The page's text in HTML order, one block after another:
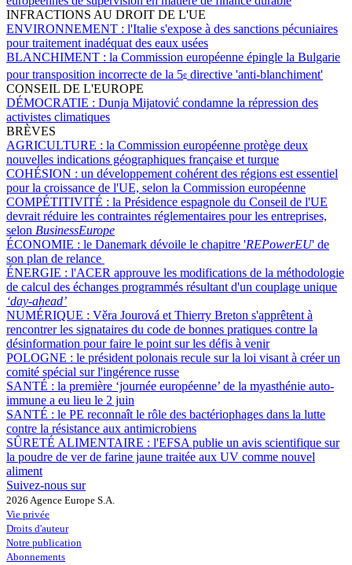
INFRACTIONS AU DROIT DE L'UE
ENVIRONNEMENT : l'Italie s'expose à des sanctions pécuniaires
pour traitement inadéquat des eaux usées
BLANCHIMENT : la Commission européenne épingle la Bulgarie
pour transposition incorrecte de la 5e directive 'anti-blanchiment'
CONSEIL DE L'EUROPE
DÉMOCRATIE : Dunja Mijatović condamne la répression des
activistes climatiques
BRÈVES
AGRICULTURE : la Commission européenne protège deux
nouvelles indications géographiques française et turque
COHÉSION : un développement cohérent des régions est essentiel
pour la croissance de l'UE, selon la Commission européenne
COMPÉTITIVITÉ : la Présidence espagnole du Conseil de l'UE
devrait réduire les contraintes réglementaires pour les entreprises,
selon BusinessEurope
ÉCONOMIE : le Danemark dévoile le chapitre 'REPowerEU' de
son plan de relance
ÉNERGIE : l'ACER approuve les modifications de la méthodologie
de calcul des échanges programmés résultant d'un couplage unique
‘day-ahead’
NUMÉRIQUE : Věra Jourová et Thierry Breton s'apprêtent à
rencontrer les signataires du code de bonnes pratiques contre la
désinformation pour faire le point sur les défis à venir
POLOGNE : le président polonais recule sur la loi visant à créer un
comité spécial sur l'ingérence russe
SANTÉ : la première ‘journée européenne’ de la myasthénie auto-
immune a eu lieu le 2 juin
SANTÉ : le PE reconnaît le rôle des bactériophages dans la lutte
contre la résistance aux antimicrobiens
SÛRETÉ ALIMENTAIRE : l'EFSA publie un avis scientifique sur
la poudre de ver de farine jaune traitée aux UV comme nouvel
aliment
Suivez-nous sur
2026 Agence Europe S.A.
Vie privée
Droits d'auteur
Notre publication
Abonnements